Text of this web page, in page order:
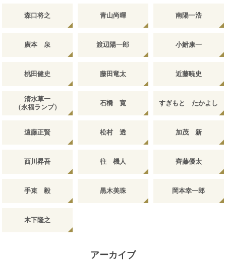
森口将之 青山尚暉 南陽一浩
廣本 泉 渡辺陽一郎 小鮒康一
桃田健史 藤田竜太 近藤暁史
清水草一
（永福ランプ）
石橋 寛 すぎもと たかよし
遠藤正賢 松村 透 加茂 新
西川昇吾 往 機人 齊藤優太
手束 毅 黒木美珠 岡本幸一郎
木下隆之
アーカイブ